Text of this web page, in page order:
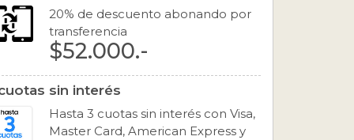
❤
20% de descuento abonando por
transferencia
$52.000.-
sin interés
Hasta 3 cuotas sin interés con Visa,
Master Card, American Express y